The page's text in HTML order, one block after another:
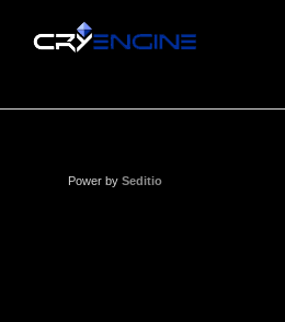
Power by Seditio